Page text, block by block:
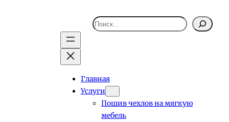
Поиск
Главная
Услуги
Пошив чехлов на мягкую
мебель